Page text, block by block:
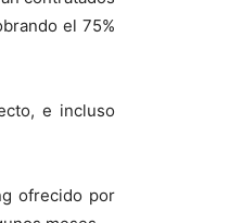
el 75%
e incluso
ofrecido por